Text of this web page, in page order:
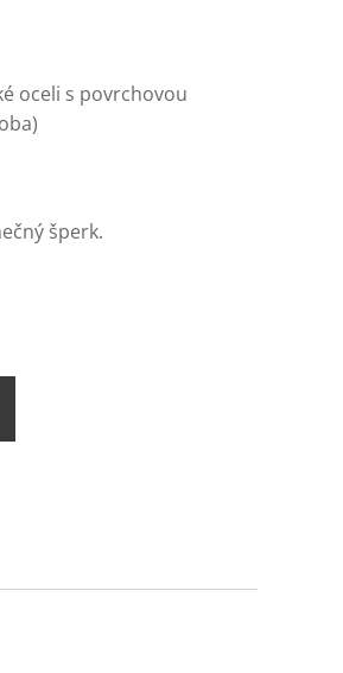
oceli s povrchovou
šperk.